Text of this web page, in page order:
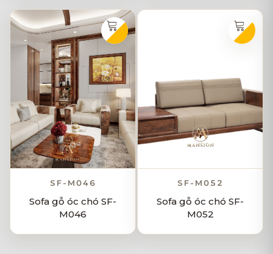
SF-M046
Sofa gỗ óc chó SF-
M046
SF-M052
Sofa gỗ óc chó SF-
M052